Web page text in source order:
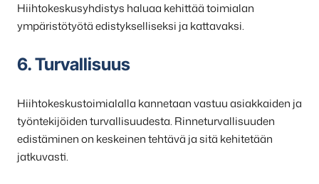
Hiihtokeskusyhdistys haluaa kehittää toimialan
ympäristötyötä edistykselliseksi ja kattavaksi.
6. Turvallisuus
Hiihtokeskustoimialalla kannetaan vastuu asiakkaiden ja
työntekijöiden turvallisuudesta. Rinneturvallisuuden
edistäminen on keskeinen tehtävä ja sitä kehitetään
jatkuvasti.